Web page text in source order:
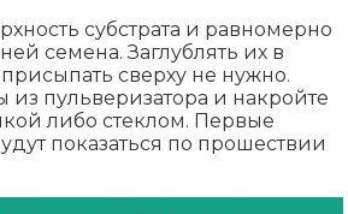
субстрата и равномерно
семена. Заглублять их в
сверху не нужно.
из пульверизатора и накройте
либо стеклом. Первые
показаться по прошествии